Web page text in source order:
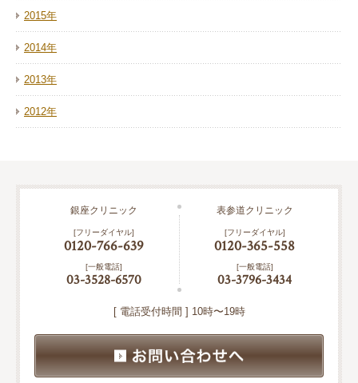
2015年
2014年
2013年
2012年
銀座クリニック
[フリーダイヤル]
0120-766-639
[一般電話]
03-3528-6570
表参道クリニック
[フリーダイヤル]
0120-365-558
[一般電話]
03-3796-3434
[ 電話受付時間 ] 10時〜19時